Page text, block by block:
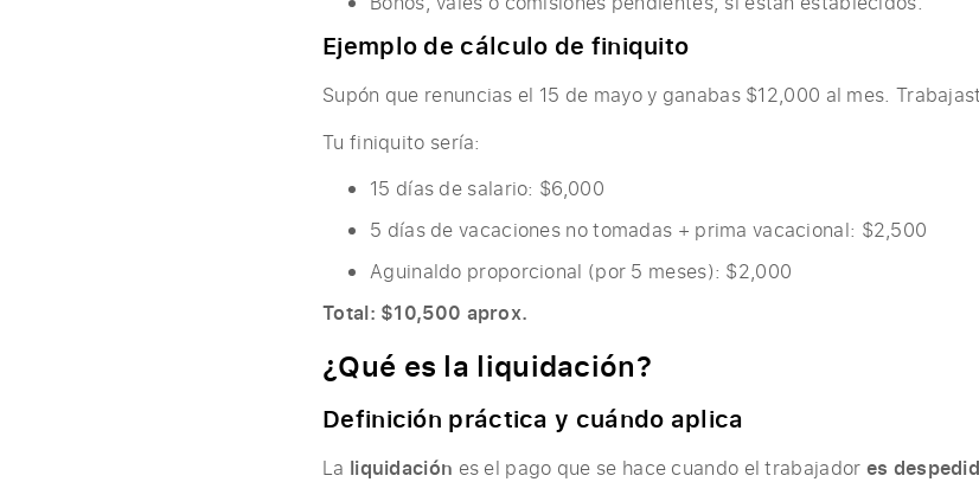
Ejemplo de cálculo de finiquito
Supón que renuncias el 15 de mayo y ganabas $12,000 al mes.
Tu finiquito sería:
15 días de salario: $6,000
5 días de vacaciones no tomadas + prima vacacional: $2,500
Aguinaldo proporcional (por 5 meses): $2,000
Total: $10,500 aprox.
¿Qué es la liquidación?
Definición práctica y cuándo aplica
La liquidación es el pago que se hace cuando el trabajador es